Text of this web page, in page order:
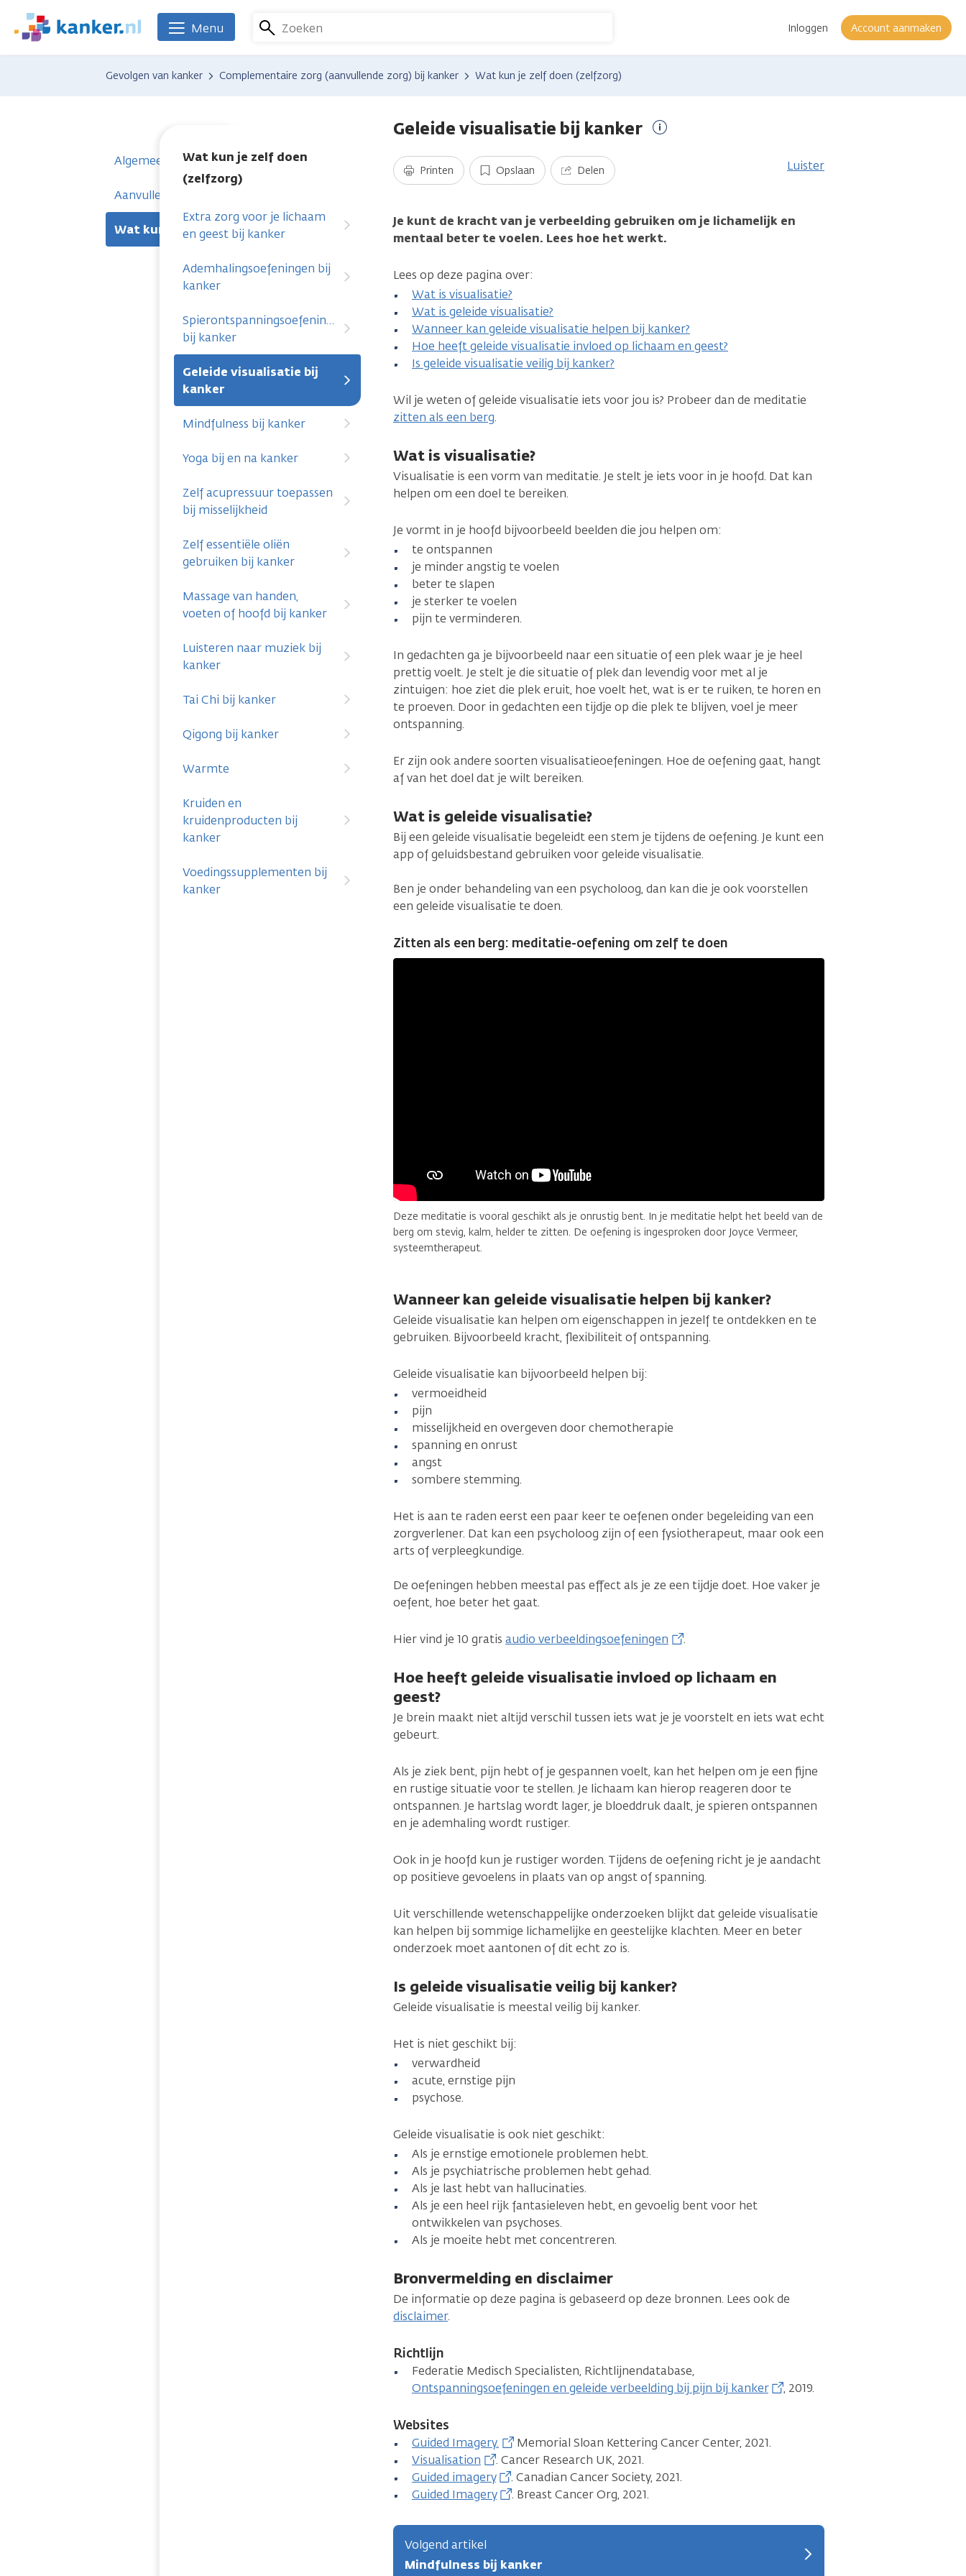
naar
We
zijn
Zoeken Inloggen Account aanmaken
Menu
Gevolgen van kanker Complementaire zorg (aanvullende zorg) bij kanker Wat kun je zelf doen (zelfzorg)
Algemeen
Aanvullende behandelingen
Wat kun je zelf doen (zelfzorg)
Wat kun je zelf doen
(zelfzorg)
Extra zorg voor je lichaam
en geest bij kanker
Ademhalingsoefeningen bij
kanker
Spierontspanningsoefeningen
bij kanker
Geleide visualisatie bij
kanker
Mindfulness bij kanker
Yoga bij en na kanker
Zelf acupressuur toepassen
bij misselijkheid
Zelf essentiële oliën
gebruiken bij kanker
Massage van handen,
voeten of hoofd bij kanker
Luisteren naar muziek bij
kanker
Tai Chi bij kanker
Qigong bij kanker
Warmte
Kruiden en
kruidenproducten bij
kanker
Voedingssupplementen bij
kanker
Geleide visualisatie bij kanker
Printen Opslaan Delen Luister
Je kunt de kracht van je verbeelding gebruiken om je lichamelijk en
mentaal beter te voelen. Lees hoe het werkt.
Lees op deze pagina over:
Wat is visualisatie?
Wat is geleide visualisatie?
Wanneer kan geleide visualisatie helpen bij kanker?
Hoe heeft geleide visualisatie invloed op lichaam en geest?
Is geleide visualisatie veilig bij kanker?
Wil je weten of geleide visualisatie iets voor jou is? Probeer dan de meditatie
zitten als een berg.
Wat is visualisatie?
Visualisatie is een vorm van meditatie. Je stelt je iets voor in je hoofd. Dat kan
helpen om een doel te bereiken.
Je vormt in je hoofd bijvoorbeeld beelden die jou helpen om:
te ontspannen
je minder angstig te voelen
beter te slapen
je sterker te voelen
pijn te verminderen.
In gedachten ga je bijvoorbeeld naar een situatie of een plek waar je je heel
prettig voelt. Je stelt je die situatie of plek dan levendig voor met al je
zintuigen: hoe ziet die plek eruit, hoe voelt het, wat is er te ruiken, te horen en
te proeven. Door in gedachten een tijdje op die plek te blijven, voel je meer
ontspanning.
Er zijn ook andere soorten visualisatieoefeningen. Hoe de oefening gaat, hangt
af van het doel dat je wilt bereiken.
Wat is geleide visualisatie?
Bij een geleide visualisatie begeleidt een stem je tijdens de oefening. Je kunt een
app of geluidsbestand gebruiken voor geleide visualisatie.
Ben je onder behandeling van een psycholoog, dan kan die je ook voorstellen
een geleide visualisatie te doen.
Zitten als een berg: meditatie-oefening om zelf te doen
Deze meditatie is vooral geschikt als je onrustig bent. In je meditatie helpt het beeld van de
berg om stevig, kalm, helder te zitten. De oefening is ingesproken door Joyce Vermeer,
systeemtherapeut.
Wanneer kan geleide visualisatie helpen bij kanker?
Geleide visualisatie kan helpen om eigenschappen in jezelf te ontdekken en te
gebruiken. Bijvoorbeeld kracht, flexibiliteit of ontspanning.
Geleide visualisatie kan bijvoorbeeld helpen bij:
vermoeidheid
pijn
misselijkheid en overgeven door chemotherapie
spanning en onrust
angst
sombere stemming.
Het is aan te raden eerst een paar keer te oefenen onder begeleiding van een
zorgverlener. Dat kan een psycholoog zijn of een fysiotherapeut, maar ook een
arts of verpleegkundige.
De oefeningen hebben meestal pas effect als je ze een tijdje doet. Hoe vaker je
oefent, hoe beter het gaat.
Hier vind je 10 gratis audio verbeeldingsoefeningen .
Hoe heeft geleide visualisatie invloed op lichaam en
geest?
Je brein maakt niet altijd verschil tussen iets wat je je voorstelt en iets wat echt
gebeurt.
Als je ziek bent, pijn hebt of je gespannen voelt, kan het helpen om je een fijne
en rustige situatie voor te stellen. Je lichaam kan hierop reageren door te
ontspannen. Je hartslag wordt lager, je bloeddruk daalt, je spieren ontspannen
en je ademhaling wordt rustiger.
Ook in je hoofd kun je rustiger worden. Tijdens de oefening richt je je aandacht
op positieve gevoelens in plaats van op angst of spanning.
Uit verschillende wetenschappelijke onderzoeken blijkt dat geleide visualisatie
kan helpen bij sommige lichamelijke en geestelijke klachten. Meer en beter
onderzoek moet aantonen of dit echt zo is.
Is geleide visualisatie veilig bij kanker?
Geleide visualisatie is meestal veilig bij kanker.
Het is niet geschikt bij:
verwardheid
acute, ernstige pijn
psychose.
Geleide visualisatie is ook niet geschikt:
Als je ernstige emotionele problemen hebt.
Als je psychiatrische problemen hebt gehad.
Als je last hebt van hallucinaties.
Als je een heel rijk fantasieleven hebt, en gevoelig bent voor het
ontwikkelen van psychoses.
Als je moeite hebt met concentreren.
Bronvermelding en disclaimer
De informatie op deze pagina is gebaseerd op deze bronnen. Lees ook de
disclaimer.
Richtlijn
Federatie Medisch Specialisten, Richtlijnendatabase,
Ontspanningsoefeningen en geleide verbeelding bij pijn bij kanker
, 2019.
Websites
Guided Imagery.
Memorial Sloan Kettering Cancer Center, 2021.
Visualisation
. Cancer Research UK, 2021.
Guided imagery
. Canadian Cancer Society, 2021.
Guided Imagery
. Breast Cancer Org, 2021.
Volgend artikel
Mindfulness bij kanker